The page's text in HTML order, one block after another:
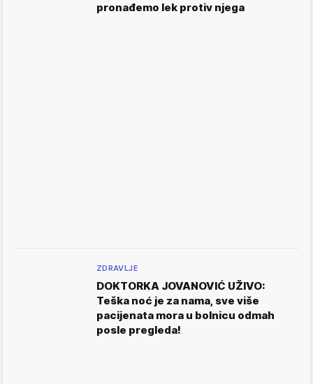
pronađemo lek protiv njega
ZDRAVLJE
DOKTORKA JOVANOVIĆ UŽIVO:
Teška noć je za nama, sve više
pacijenata mora u bolnicu odmah
posle pregleda!